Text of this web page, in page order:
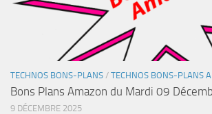
TECHNOS BONS-PLANS / TECHNOS BONS-PLANS
Bons Plans Amazon du Mardi 09
9 DÉCEMBRE 2025